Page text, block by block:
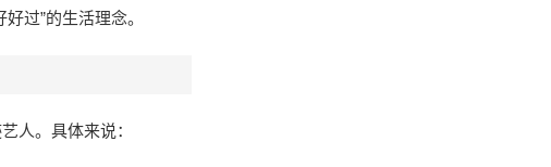
过”的生活理念。
人。具体来说：